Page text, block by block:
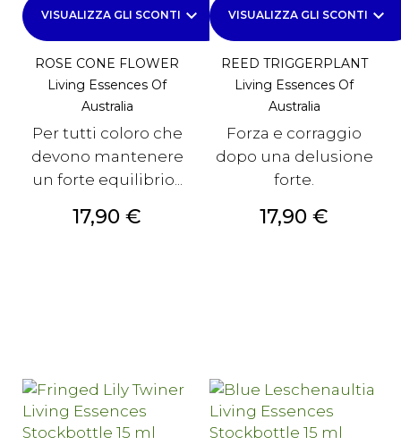
VISUALIZZA GLI SCONTI keyboard_arrow_down
ROSE CONE FLOWER
Living Essences Of
Australia
Per tutti coloro che
devono mantenere
un forte equilibrio...
Prezzo
17,90 €
VISUALIZZA GLI SCONTI keyboard_arrow_down
REED TRIGGERPLANT
Living Essences Of
Australia
Forza e corraggio
dopo una delusione
forte.
Prezzo
17,90 €